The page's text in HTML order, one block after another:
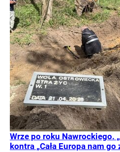
Wrze po roku Nawrockiego.
kontra „Cała Europa nam